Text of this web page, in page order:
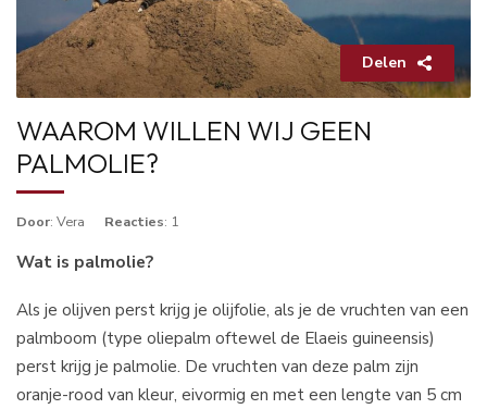
Delen
WAAROM WILLEN WIJ GEEN
PALMOLIE?
Door: Vera Reacties: 1
Wat is palmolie?
Als je olijven perst krijg je olijfolie, als je de vruchten van een
palmboom (type oliepalm oftewel de Elaeis guineensis)
perst krijg je palmolie. De vruchten van deze palm zijn
oranje-rood van kleur, eivormig en met een lengte van 5 cm